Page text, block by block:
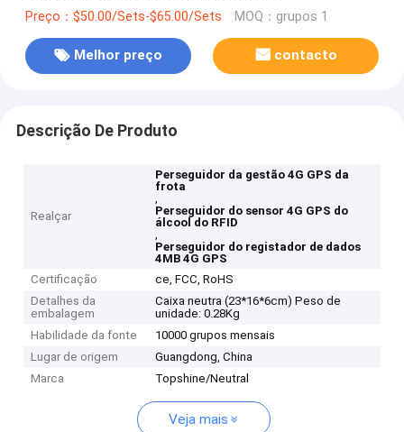
Preço：$50.00/Sets-$65.00/Sets MOQ：grupos 1
Melhor preço contacto
Descrição De Produto
Realçar
Perseguidor da gestão 4G GPS da
frota
,
Perseguidor do sensor 4G GPS do
álcool do RFID
,
Perseguidor do registador de dados
4MB 4G GPS
Certificação
ce, FCC, RoHS
Detalhes da
embalagem
Caixa neutra (23*16*6cm) Peso de
unidade: 0.28Kg
Habilidade da fonte
10000 grupos mensais
Lugar de origem
Guangdong, China
Marca
Topshine/Neutral
Veja mais